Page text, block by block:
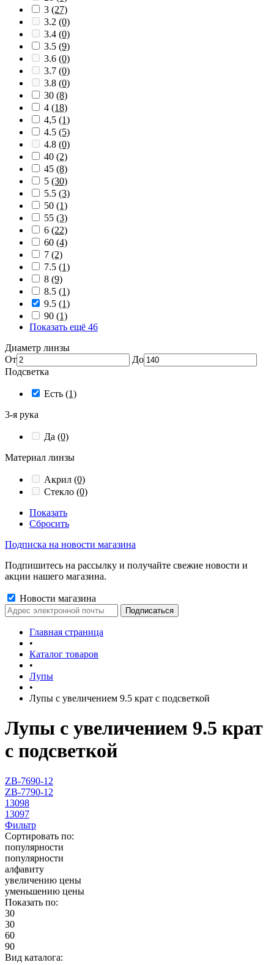
3 (27)
3.2 (0)
3.4 (0)
3.5 (9)
3.6 (0)
3.7 (0)
3.8 (0)
30 (8)
4 (18)
4,5 (1)
4.5 (5)
4.8 (0)
40 (2)
45 (8)
5 (30)
5.5 (3)
50 (1)
55 (3)
6 (22)
60 (4)
7 (2)
7.5 (1)
8 (9)
8.5 (1)
9.5 (1)
90 (1)
Показать ещё 46
Диаметр линзы
От
До
Подсветка
Есть (1)
3-я рука
Да (0)
Материал линзы
Акрил (0)
Стекло (0)
Показать
Сбросить
Подписка на новости магазина
Подпишитесь на рассылку и получайте свежие новости и
акции нашего магазина.
Новости магазина
Главная страница
•
Каталог товаров
•
Лупы
•
Лупы с увеличением 9.5 крат с подсветкой
Лупы с увеличением 9.5 крат
с подсветкой
ZB-7690-12
ZB-7790-12
13098
13097
Фильтр
Сортировать по:
популярности
популярности
алфавиту
увеличению цены
уменьшению цены
Показать по:
30
30
60
90
Вид каталога: